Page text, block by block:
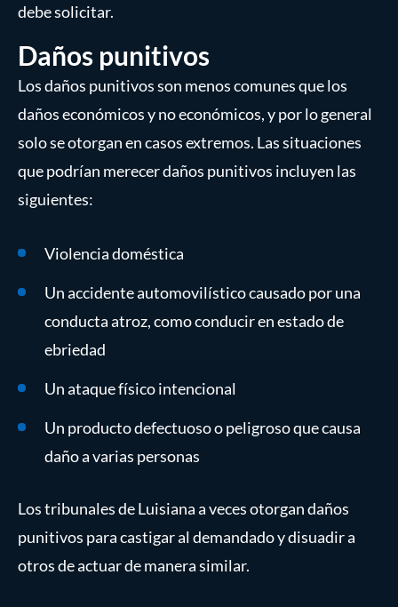
debe solicitar.
Daños punitivos
Los daños punitivos son menos comunes que los
daños económicos y no económicos, y por lo general
solo se otorgan en casos extremos. Las situaciones
que podrían merecer daños punitivos incluyen las
siguientes:
Violencia doméstica
Un accidente automovilístico causado por una
conducta atroz, como conducir en estado de
ebriedad
Un ataque físico intencional
Un producto defectuoso o peligroso que causa
daño a varias personas
Los tribunales de Luisiana a veces otorgan daños
punitivos para castigar al demandado y disuadir a
otros de actuar de manera similar.